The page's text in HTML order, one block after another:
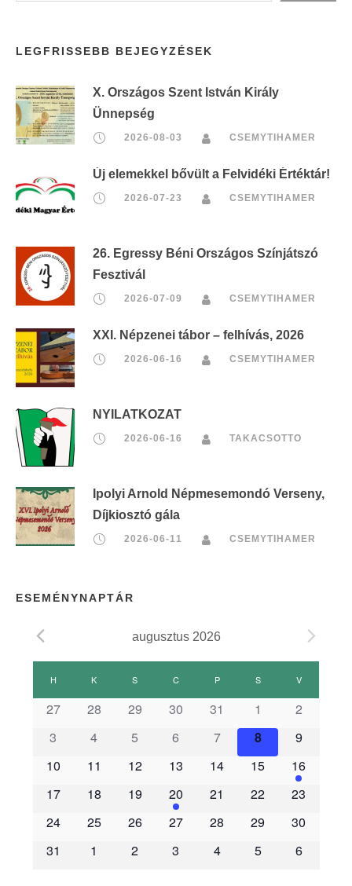
LEGFRISSEBB BEJEGYZÉSEK
X. Országos Szent István Király
Ünnepség
2026-08-03 CSEMYTIHAMER
Új elemekkel bővült a Felvidéki Értéktár!
2026-07-23 CSEMYTIHAMER
26. Egressy Béni Országos Színjátszó
Fesztivál
2026-07-09 CSEMYTIHAMER
XXI. Népzenei tábor – felhívás, 2026
2026-06-16 CSEMYTIHAMER
NYILATKOZAT
2026-06-16 TAKACSOTTO
Ipolyi Arnold Népmesemondó Verseny,
Díjkiosztó gála
2026-06-11 CSEMYTIHAMER
ESEMÉNYNAPTÁR
augusztus 2026
E
m
é
n
H K S CCSÜTÖRTÖK
PPÉNTEK SSZOMBAT
VVASÁRNAP
27 28 29 30 31 1
2
3
4 5 6 7 8
9
10
11 12 13 14 15
16
17
18 19 20 21 22
23
24
25 26 27 28 29
30
31
1 2 3 4 5 6